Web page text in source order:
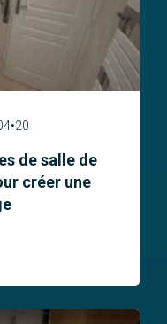
de salle de
créer une